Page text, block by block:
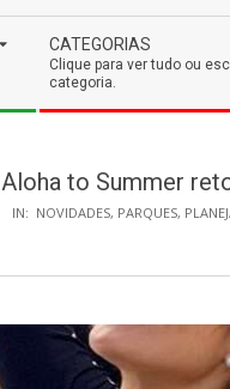
CATEGORIAS
Clique para ver tudo ou
categoria.
Aloha to Summer
IN: NOVIDADES, PARQUES,